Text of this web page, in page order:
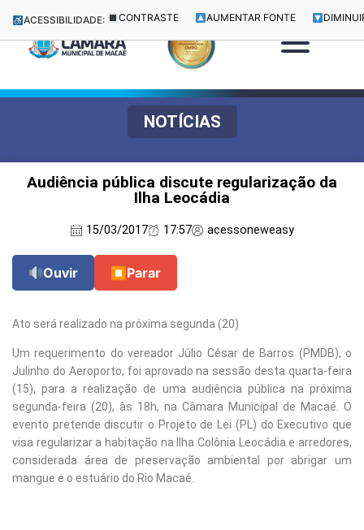
ACESSIBILIDADE: CONTRASTE AUMENTAR FONTE
NOTÍCIAS
Audiência pública discute regularização da
Ilha Leocádia
15/03/2017 17:57 acessoneweasy
Ouvir ⏹ Parar
Ato será realizado na próxima segunda (20)
Um requerimento do vereador Júlio César de Barros (PMDB), o
Julinho do Aeroporto, foi aprovado na sessão desta quarta-feira
(15), para a realização de uma audiência pública na próxima
segunda-feira (20), às 18h, na Câmara Municipal de Macaé. O
evento pretende discutir o Projeto de Lei (PL) do Executivo que
visa regularizar a habitação na Ilha Colônia Leocádia e arredores,
considerada área de preservação ambiental por abrigar um
mangue e o estuário do Rio Macaé.